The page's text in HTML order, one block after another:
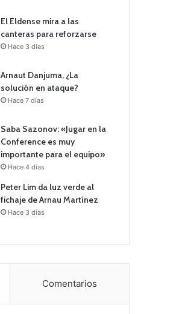
El Eldense mira a las
canteras para reforzarse
Hace 3 días
Arnaut Danjuma, ¿La
solución en ataque?
Hace 7 días
Saba Sazonov: «Jugar en la
Conference es muy
importante para el equipo»
Hace 4 días
Peter Lim da luz verde al
fichaje de Arnau Martínez
Hace 3 días
Comentarios